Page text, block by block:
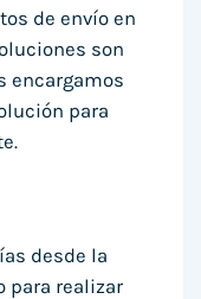
de envío en
son
encargamos
para
desde la
para realizar